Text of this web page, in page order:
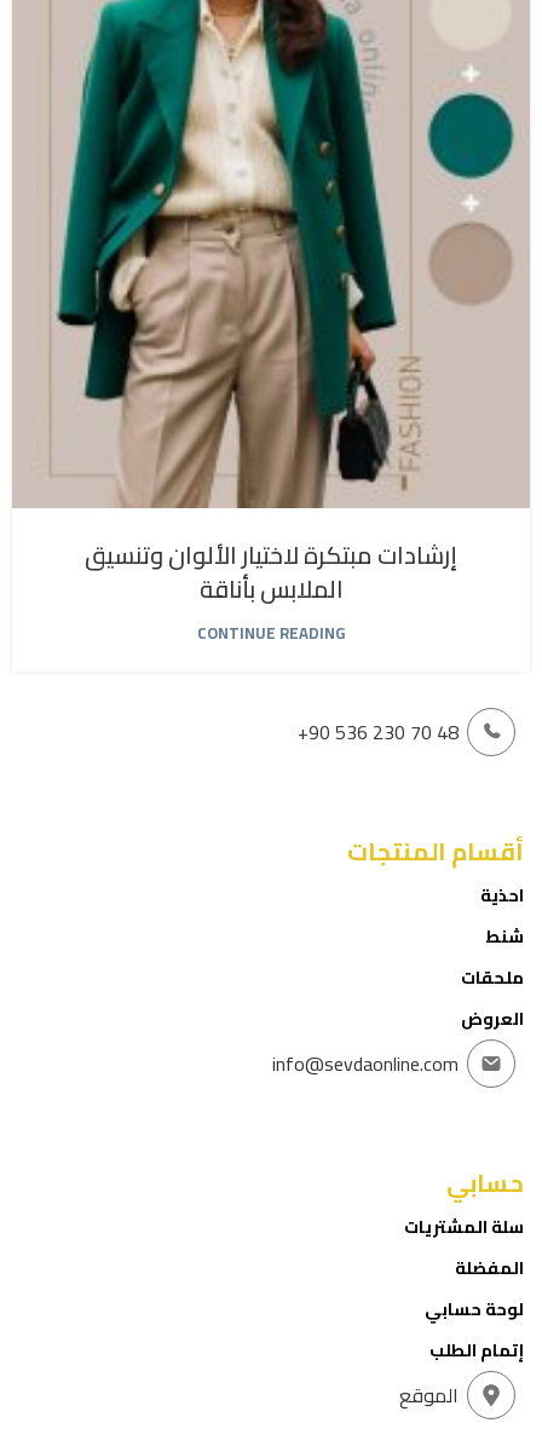
إرشادات مبتكرة لاختيار الألوان وتنسيق
الملابس بأناقة
CONTINUE READING
+90 536 230 70 48
أقسام المنتجات
احذية
شنط
ملحقات
العروض
info@sevdaonline.com
حسابي
سلة المشتريات
المفضلة
لوحة حسابي
إتمام الطلب
الموقع